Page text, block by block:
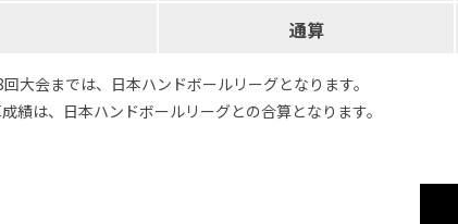
通算
大会までは、日本ハンドボールリーグとなります。
績は、日本ハンドボールリーグとの合算となります。